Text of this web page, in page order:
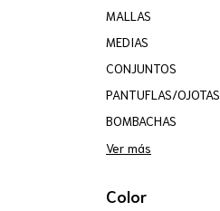
MALLAS
MEDIAS
CONJUNTOS
PANTUFLAS/OJOTAS
BOMBACHAS
Ver más
Color